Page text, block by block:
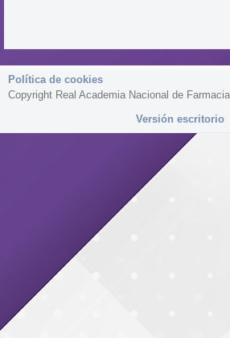
Política de cookies
Copyright Real Academia Nacional de
Versión escritorio